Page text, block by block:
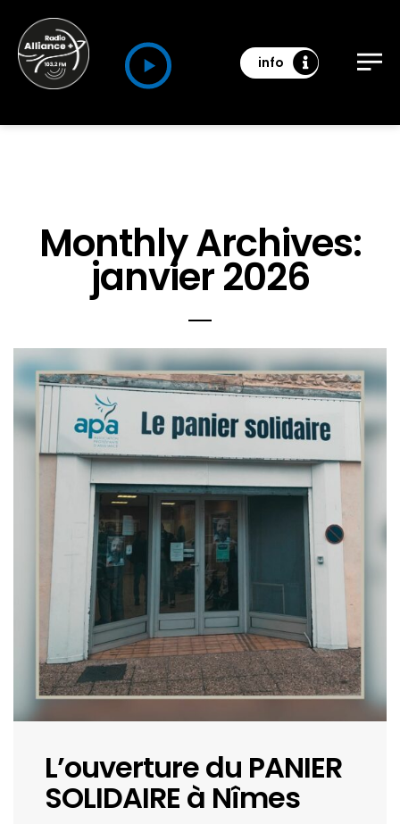
info
Monthly Archives:
janvier 2026
L’ouverture du PANIER
SOLIDAIRE à Nîmes